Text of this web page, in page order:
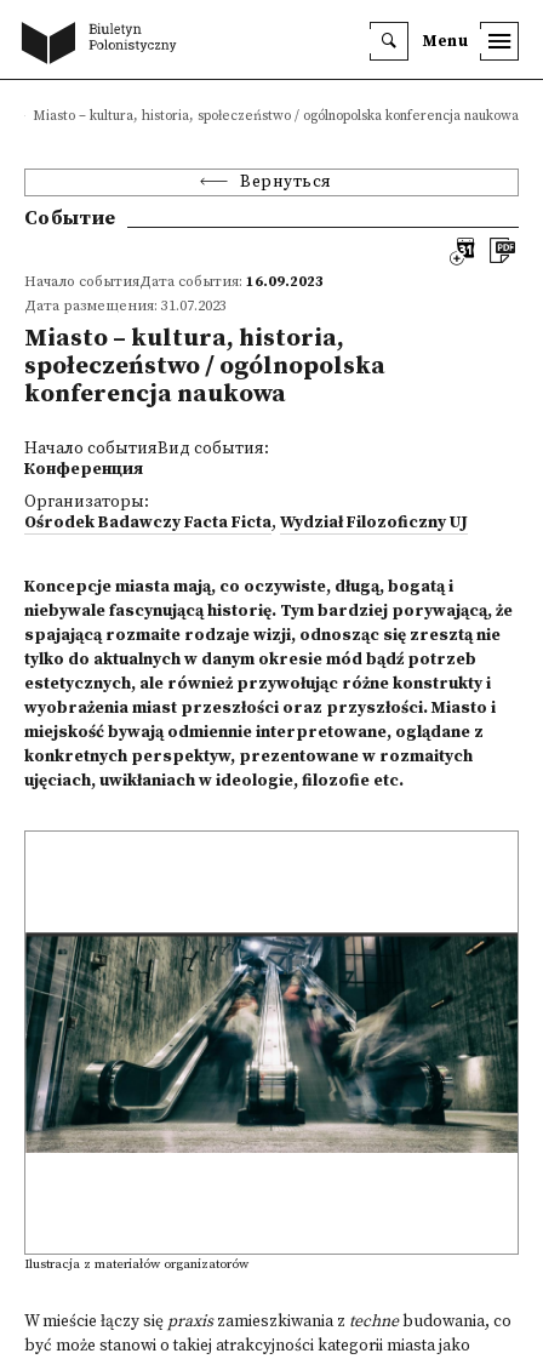
Menu
Miasto – kultura, historia, społeczeństwo / ogólnopolska konferencja naukowa
Вернуться
Событие
Начало событияДата события: 16.09.2023
Дата размещения: 31.07.2023
Miasto – kultura, historia,
społeczeństwo / ogólnopolska
konferencja naukowa
Начало событияВид события:
Конференция
Организаторы:
Ośrodek Badawczy Facta Ficta, Wydział Filozoficzny UJ
Koncepcje miasta mają, co oczywiste, długą, bogatą i
niebywale fascynującą historię. Tym bardziej porywającą, że
spajającą rozmaite rodzaje wizji, odnosząc się zresztą nie
tylko do aktualnych w danym okresie mód bądź potrzeb
estetycznych, ale również przywołując różne konstrukty i
wyobrażenia miast przeszłości oraz przyszłości. Miasto i
miejskość bywają odmiennie interpretowane, oglądane z
konkretnych perspektyw, prezentowane w rozmaitych
ujęciach, uwikłaniach w ideologie, filozofie etc.
Ilustracja z materiałów organizatorów
W mieście łączy się praxiszamieszkiwania z technebudowania, co
być może stanowi o takiej atrakcyjności kategorii miasta jako